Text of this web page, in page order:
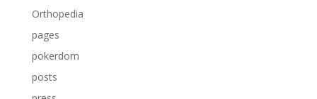
Orthopedia
pages
pokerdom
posts